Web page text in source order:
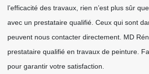
l’efficacité des travaux, rien n’est plus sûr
avec un prestataire qualifié. Ceux qui sont
peuvent nous contacter directement. MD
prestataire qualifié en travaux de peinture.
pour garantir votre satisfaction.